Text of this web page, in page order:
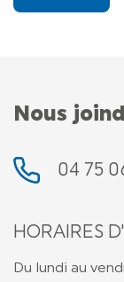
Nous
04 75
HORAIRES
Du lundi au